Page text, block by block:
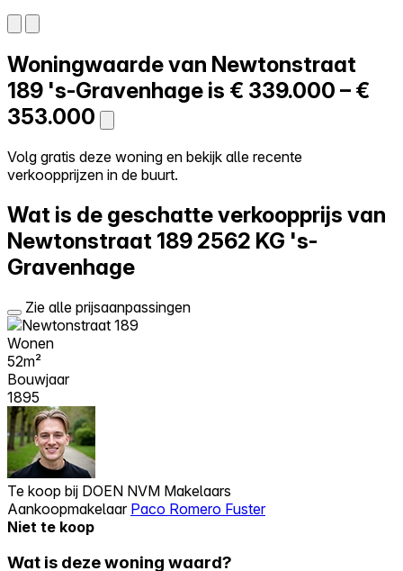
Zelf kopen
Alles-in-één
Reviews
Prijzen
Log in
Probeer Walter gratis
Woningwaarde van Newtonstraat
189 's-Gravenhage is € 339.000 – €
353.000
Volg gratis deze woning en bekijk alle recente
verkoopprijzen in de buurt.
Wat is de geschatte verkoopprijs van
Newtonstraat 189 2562 KG 's-
Gravenhage
Zie alle prijsaanpassingen
Wonen
52m²
Bouwjaar
1895
Te koop bij DOEN NVM Makelaars
Aankoopmakelaar Paco Romero Fuster
Niet te koop
Wat is deze woning waard?